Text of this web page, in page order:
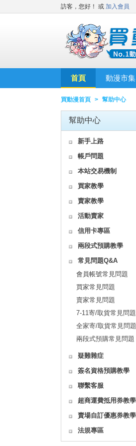
訪客，您好！ 或 加入會員
首頁 動漫市集
買動漫首頁 > 幫助中心
幫助中心
新手上路
帳戶問題
本站交易機制
買家教學
賣家教學
活動賣家
信用卡專區
兩段式預購教學
常見問題Q&A
會員帳號常見問題
買家常見問題
賣家常見問題
7-11寄/取貨常見問題
全家寄/取貨常見問題
兩段式預購常見問題
疑難雜症
簽名資格預購教學
聯繫客服
超商運費抵用券教學
賣場自訂優惠券教學
法規專區